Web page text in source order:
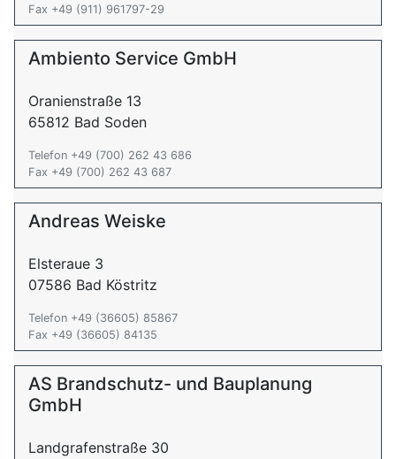
Fax +49 (911) 961797-29
Ambiento Service GmbH
Oranienstraße 13
65812 Bad Soden
Telefon +49 (700) 262 43 686
Fax +49 (700) 262 43 687
Andreas Weiske
Elsteraue 3
07586 Bad Köstritz
Telefon +49 (36605) 85867
Fax +49 (36605) 84135
AS Brandschutz- und Bauplanung
GmbH
Landgrafenstraße 30